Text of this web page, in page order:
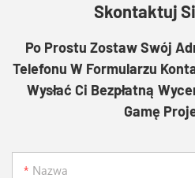
Skontaktuj
Po Prostu Zostaw Swój
Telefonu W Formularzu
Wysłać Ci Bezpłatną
Gamę
Nazwa